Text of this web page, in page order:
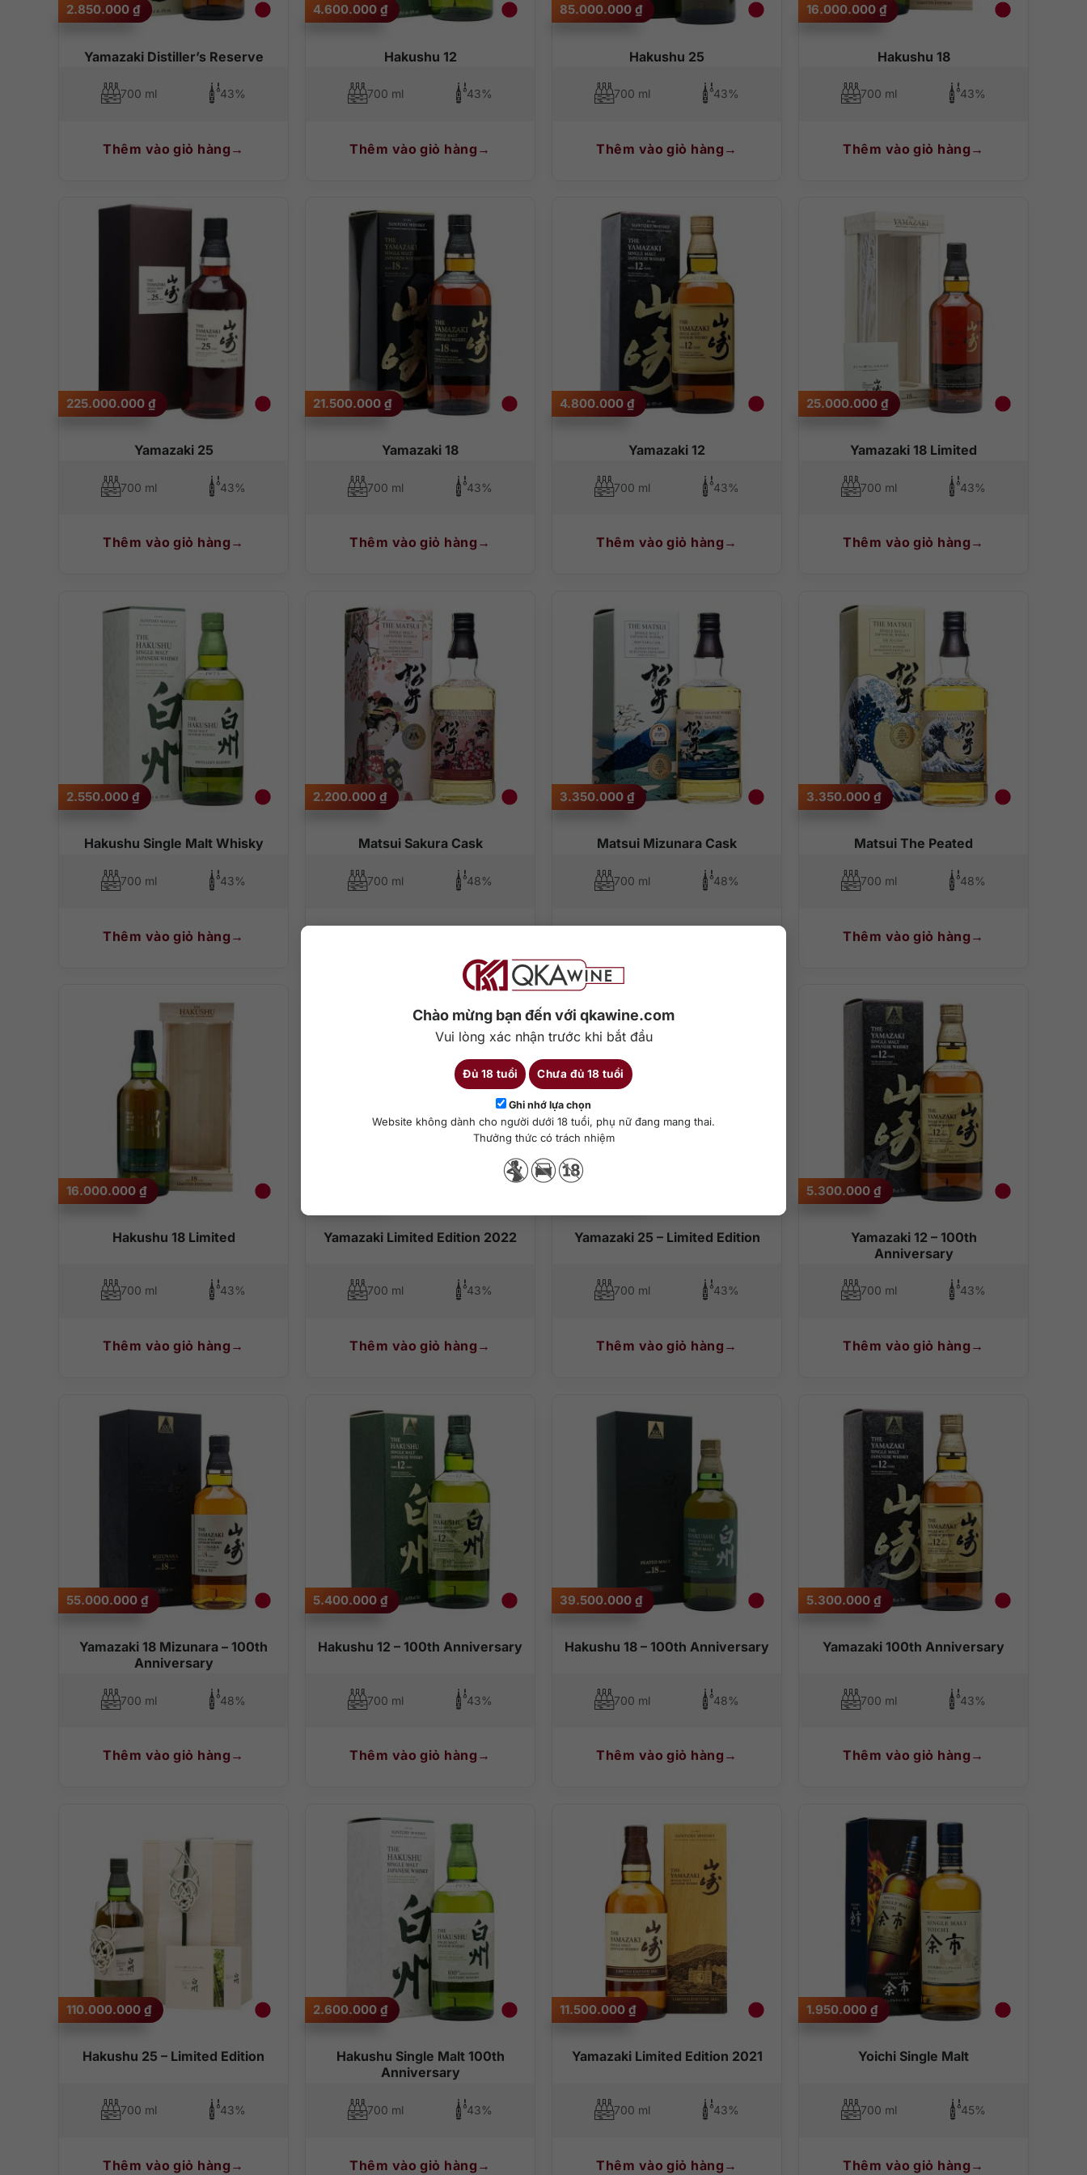
Chào mừng bạn đến với qkawine.com
Vui lòng xác nhận trước khi bắt đầu
Đủ 18 tuổi Chưa đủ 18 tuổi
Ghi nhớ lựa chọn
Website không dành cho người dưới 18 tuổi, phụ nữ đang mang thai.
Thưởng thức có trách nhiệm
Yamazaki Distiller’s Reserve
2.850.000 ₫
700 ml 43%
Thêm vào giỏ hàng
Hakushu 12
4.600.000 ₫
700 ml 43%
Thêm vào giỏ hàng
Hakushu 25
85.000.000 ₫
700 ml 43%
Thêm vào giỏ hàng
Hakushu 18
16.000.000 ₫
700 ml 43%
Thêm vào giỏ hàng
Yamazaki 25
225.000.000 ₫
700 ml 43%
Thêm vào giỏ hàng
Yamazaki 18
21.500.000 ₫
700 ml 43%
Thêm vào giỏ hàng
Yamazaki 12
4.800.000 ₫
700 ml 43%
Thêm vào giỏ hàng
Yamazaki 18 Limited
25.000.000 ₫
700 ml 43%
Thêm vào giỏ hàng
Hakushu Single Malt Whisky
2.550.000 ₫
700 ml 43%
Thêm vào giỏ hàng
Matsui Sakura Cask
2.200.000 ₫
700 ml 48%
Matsui Mizunara Cask
3.350.000 ₫
700 ml 48%
Matsui The Peated
3.350.000 ₫
700 ml 48%
Thêm vào giỏ hàng
Hakushu 18 Limited
16.000.000 ₫
700 ml 43%
Thêm vào giỏ hàng
Yamazaki Limited Edition 2022
700 ml 43%
Thêm vào giỏ hàng
Yamazaki 25 – Limited Edition
700 ml 43%
Thêm vào giỏ hàng
Yamazaki 12 – 100th
Anniversary
5.300.000 ₫
700 ml 43%
Thêm vào giỏ hàng
Yamazaki 18 Mizunara – 100th
Anniversary
55.000.000 ₫
700 ml 48%
Thêm vào giỏ hàng
Hakushu 12 – 100th Anniversary
5.400.000 ₫
700 ml 43%
Thêm vào giỏ hàng
Hakushu 18 – 100th Anniversary
39.500.000 ₫
700 ml 48%
Thêm vào giỏ hàng
Yamazaki 100th Anniversary
5.300.000 ₫
700 ml 43%
Thêm vào giỏ hàng
Hakushu 25 – Limited Edition
110.000.000 ₫
700 ml 43%
Thêm vào giỏ hàng
Hakushu Single Malt 100th
Anniversary
2.600.000 ₫
700 ml 43%
Thêm vào giỏ hàng
Yamazaki Limited Edition 2021
11.500.000 ₫
700 ml 43%
Thêm vào giỏ hàng
Yoichi Single Malt
1.950.000 ₫
700 ml 45%
Thêm vào giỏ hàng